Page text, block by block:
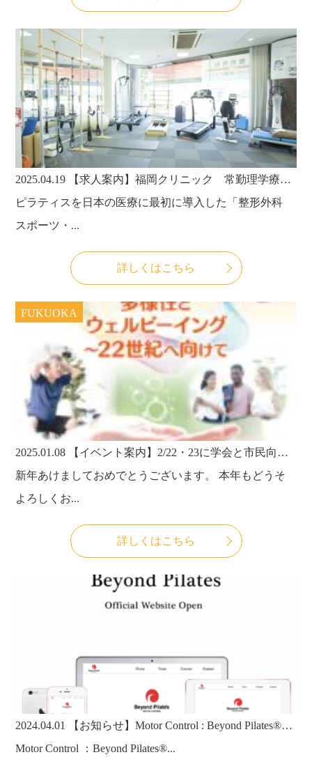
2025.04.19
【求人案内】福岡クリニック 常勤理学療法士・常勤作業療法士募集
ピラティスを日本の医療に最初に導入した「整形外科
スポーツ・...
詳しくはこちら
FUKUOKA
2025.01.08
【イベント案内】2/22・23に学会と市民向けイベント開催！当法人代表・武田淳也医師が学会の大会長を務めます！
新年あけましておめでとうございます。 本年もどうそ
よろしくお...
詳しくはこちら
2024.04.01
【お知らせ】Motor Control : Beyond Pilates®ホームページ完成！
Motor Control ：Beyond Pilates®...